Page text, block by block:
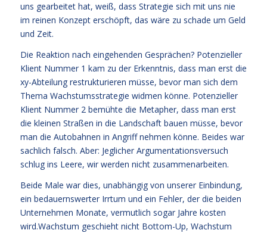
uns gearbeitet hat, weiß, dass Strategie sich mit uns nie
im reinen Konzept erschöpft, das wäre zu schade um Geld
und Zeit.
Die Reaktion nach eingehenden Gesprächen? Potenzieller
Klient Nummer 1 kam zu der Erkenntnis, dass man erst die
xy-Abteilung restrukturieren müsse, bevor man sich dem
Thema Wachstumsstrategie widmen könne. Potenzieller
Klient Nummer 2 bemühte die Metapher, dass man erst
die kleinen Straßen in die Landschaft bauen müsse, bevor
man die Autobahnen in Angriff nehmen könne. Beides war
sachlich falsch. Aber: Jeglicher Argumentationsversuch
schlug ins Leere, wir werden nicht zusammenarbeiten.
Beide Male war dies, unabhängig von unserer Einbindung,
ein bedauernswerter Irrtum und ein Fehler, der die beiden
Unternehmen Monate, vermutlich sogar Jahre kosten
wird.Wachstum geschieht nicht Bottom-Up, Wachstum